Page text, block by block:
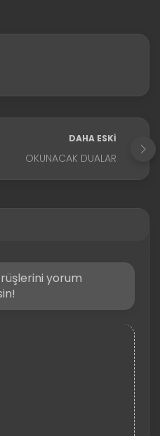
DAHA ESKI
OKUNACAK DUALAR
yorum